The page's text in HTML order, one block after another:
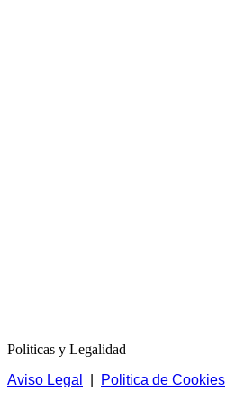
Politicas y Legalidad
Aviso Legal
Politica de Cookies